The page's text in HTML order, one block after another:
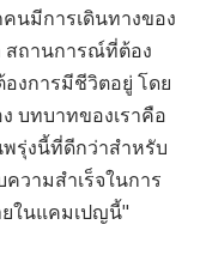
นมีการเดินทางของ
สถานการณ์ที่ต้อง
งการมีชีวิตอยู่ โดย
บทบาทของเราคือ
รุ่งนี้ที่ดีกว่าสำหรับ
ความสำเร็จในการ
ในแคมเปญนี้"